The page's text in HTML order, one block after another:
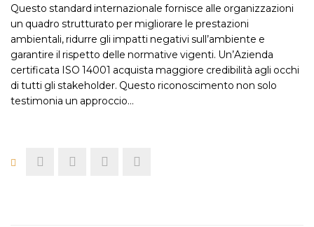
Questo standard internazionale fornisce alle organizzazioni
un quadro strutturato per migliorare le prestazioni
ambientali, ridurre gli impatti negativi sull’ambiente e
garantire il rispetto delle normative vigenti. Un’Azienda
certificata ISO 14001 acquista maggiore credibilità agli occhi
di tutti gli stakeholder. Questo riconoscimento non solo
testimonia un approccio…